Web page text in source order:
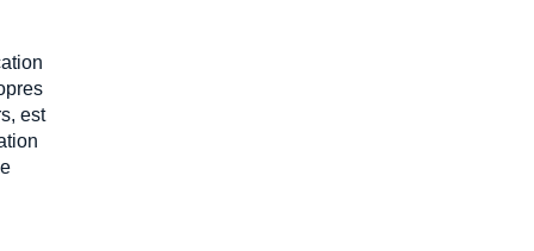
est